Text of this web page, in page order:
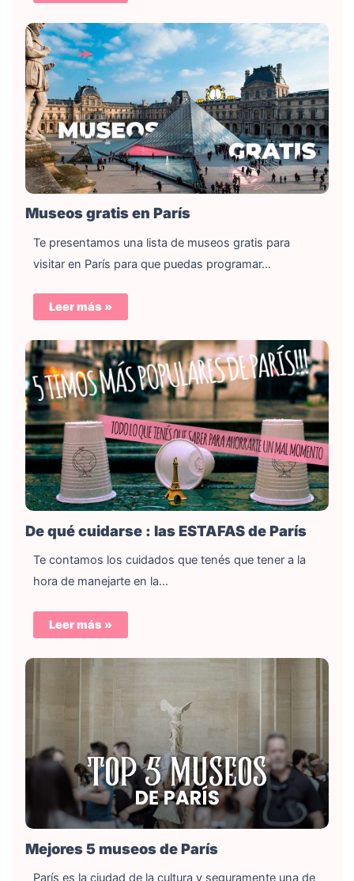
Museos gratis en París
Te presentamos una lista de museos gratis para
visitar en París para que puedas programar…
Leer más »
De qué cuidarse : las ESTAFAS de París
Te contamos los cuidados que tenés que tener a la
hora de manejarte en la…
Leer más »
Mejores 5 museos de París
París es la ciudad de la cultura y seguramente una de